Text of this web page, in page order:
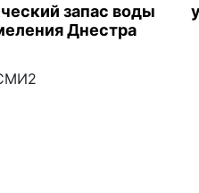
запас воды
Днестра